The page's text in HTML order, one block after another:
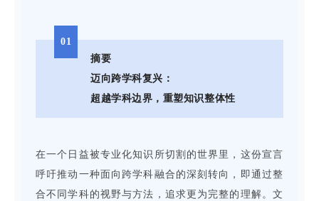
01
摘要
迈向跨学科复兴：
超越学科边界，重塑知识整体性
在一个日益被专业化知识所切割的世界里，这份宣言
呼吁推动一种面向跨学科融合的深刻转向，即通过整
合不同学科的视野与方法，追求更为完整的理解。文